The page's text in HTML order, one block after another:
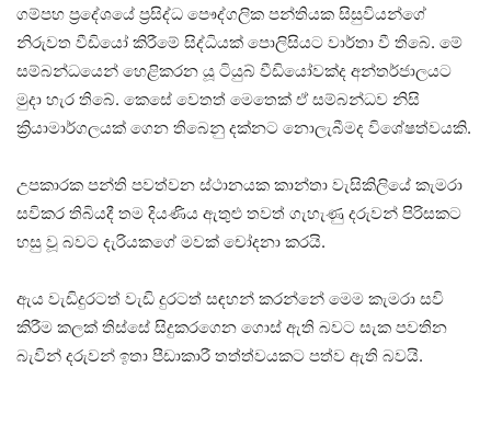
ගම්පහ ප්‍රදේශයේ ප්‍රසිද්ධ පෞද්ගලික පන්තියක සිසුවියන්ගේ
නිරුවත වීඩියෝ කිරීමේ සිද්ධියක් පොලිසියට වාර්තා වී තිබේ. මේ
සම්බන්ධයෙන් හෙළිකරන යූ ටියුබ් වීඩියෝවක්ද අන්තර්ජාලයට
මුදා හැර තිබේ. කෙසේ වෙතත් මෙතෙක් ඒ සම්බන්ධව නිසි
ක්‍රියාමාර්ගලයක් ගෙන තිබෙනු දක්නට නොලැබීමද විශේෂත්වයකි.
උපකාරක පන්ති පවත්වන ස්ථානයක කාන්තා වැසිකිලියේ කැමරා
සවිකර තිබියදී තම දියණිය ඇතුළු තවත් ගැහැණු දරුවන් පිරිසකට
හසු වූ බවට දැරියකගේ මවක් චෝදනා කරයි.
ඇය වැඩිදුරටත් වැඩි දුරටත් සඳහන් කරන්නේ මෙම කැමරා සවි
කිරීම කලක් තිස්සේ සිදුකරගෙන ගොස් ඇති බවට සැක පවතින
බැවින් දරුවන් ඉතා පීඩාකාරී තත්ත්වයකට පත්ව ඇති බවයි.